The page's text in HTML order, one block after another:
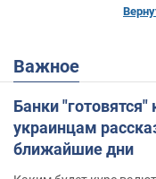
Важное
Банки
украинцам
ближайшие дни